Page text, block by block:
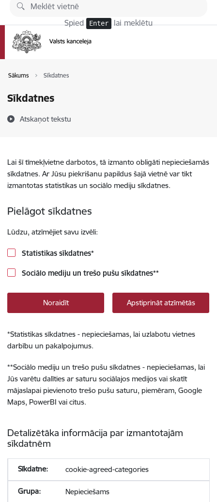
Pāriet uz lapas saturu
Spied Enter lai meklētu
Sākums Sīkdatnes
Sīkdatnes
Atskaņot tekstu
Lai šī tīmekļvietne darbotos, tā izmanto obligāti nepieciešamās
sīkdatnes. Ar Jūsu piekrišanu papildus šajā vietnē var tikt
izmantotas statistikas un sociālo mediju sīkdatnes.
Pielāgot sīkdatnes
Lūdzu, atzīmējiet savu izvēli:
Statistikas sīkdatnes*
Sociālo mediju un trešo pušu sīkdatnes**
Noraidīt Apstiprināt atzīmētās
*Statistikas sīkdatnes - nepieciešamas, lai uzlabotu vietnes
darbību un pakalpojumus.
**Sociālo mediju un trešo pušu sīkdatnes - nepieciešamas, lai
Jūs varētu dalīties ar saturu sociālajos medijos vai skatīt
mājaslapai pievienoto trešo pušu saturu, piemēram, Google
Maps, PowerBI vai citus.
Detalizētāka informācija par izmantotajām
sīkdatnēm
cookie-agreed-categories
Nepieciešams